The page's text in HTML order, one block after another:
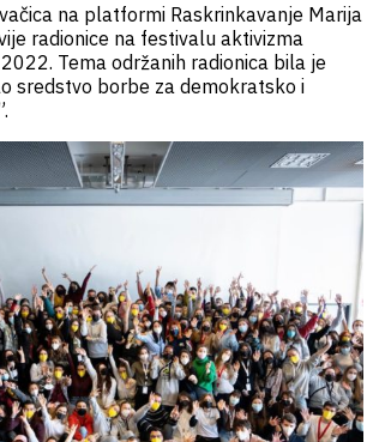
na platformi Raskrinkavanje Marija
radionice na festivalu aktivizma
Tema održanih radionica bila je
sredstvo borbe za demokratsko i